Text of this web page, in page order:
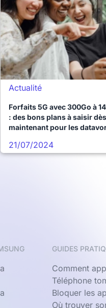
Actualité
Forfaits 5G avec 300Go à
: des bons plans à saisir dès
maintenant pour les
Mobile
21/07/2024
GUIDES
Comment
Téléphone
Bloquer les
Où trouver